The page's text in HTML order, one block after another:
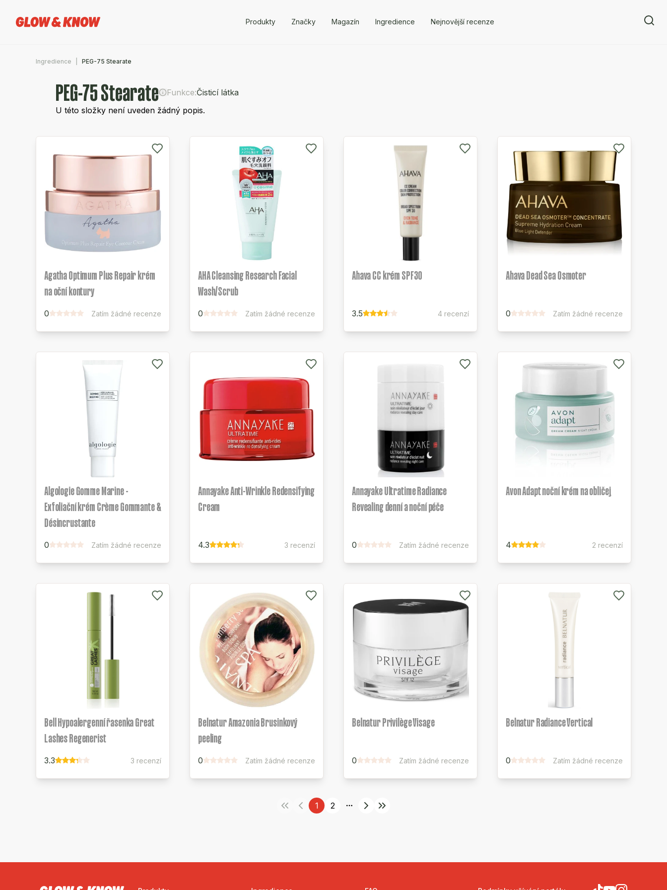
Produkty Značky Magazín Ingredience Nejnovější recenze
Ingredience PEG-75 Stearate
PEG-75 Stearate Funkce:Čisticí látka
U této složky není uveden žádný popis.
Agatha Optimum Plus Repair krém
na oční kontury
0 Zatím žádné recenze
AHA Cleansing Research Facial
Wash/Scrub
0 Zatím žádné recenze
Ahava CC krém SPF30
3.5 4 recenzí
Ahava Dead Sea Osmoter
0 Zatím žádné recenze
Algologie Gomme Marine -
Exfoliační krém Crème Gommante &
Désincrustante
0 Zatím žádné recenze
Annayake Anti-Wrinkle Redensifying
Cream
4.3 3 recenzí
Annayake Ultratime Radiance
Revealing denní a noční péče
0 Zatím žádné recenze
Avon Adapt noční krém na obličej
4 2 recenzí
Bell Hypoalergenní řasenka Great
Lashes Regenerist
3.3 3 recenzí
Belnatur Amazonia Brusinkový
peeling
0 Zatím žádné recenze
Belnatur Privilège Visage
0 Zatím žádné recenze
Belnatur Radiance Vertical
0 Zatím žádné recenze
1 2
More pages